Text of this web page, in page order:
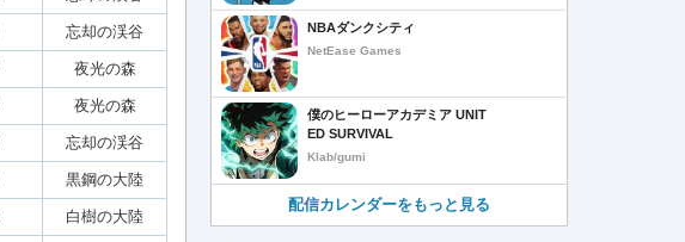
忘却の渓谷
夜光の森
夜光の森
忘却の渓谷
黒鋼の大陸
白樹の大陸
NBAダンクシティ
NetEase Games
僕のヒーローアカデミア UNIT
ED SURVIVAL
Klab/gumi
配信カレンダーをもっと見る